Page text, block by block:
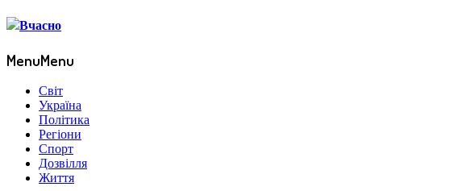
MenuMenu
Світ
Україна
Політика
Регіони
Спорт
Дозвілля
Життя